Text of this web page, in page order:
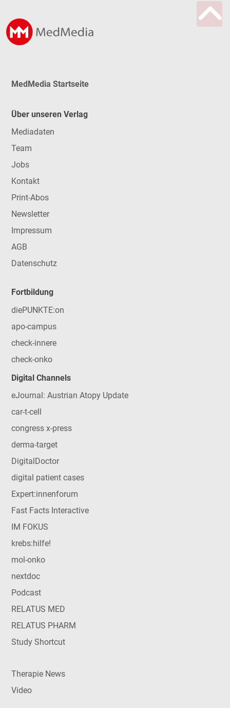
MedMedia Startseite
Über unseren Verlag
Mediadaten
Team
Jobs
Kontakt
Print-Abos
Newsletter
Impressum
AGB
Datenschutz
Fortbildung
diePUNKTE:on
apo-campus
check-innere
check-onko
Digital Channels
eJournal: Austrian Atopy Update
car-t-cell
congress x-press
derma-target
DigitalDoctor
digital patient cases
Expert:innenforum
Fast Facts Interactive
IM FOKUS
krebs:hilfe!
mol-onko
nextdoc
Podcast
RELATUS MED
RELATUS PHARM
Study Shortcut
Therapie News
Video